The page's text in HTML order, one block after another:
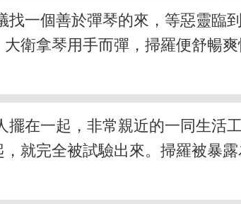
一個善於彈琴的來，等惡靈臨
衛拿琴用手而彈，掃羅便舒暢
在一起，非常親近的一同生活
就完全被試驗出來。掃羅被暴